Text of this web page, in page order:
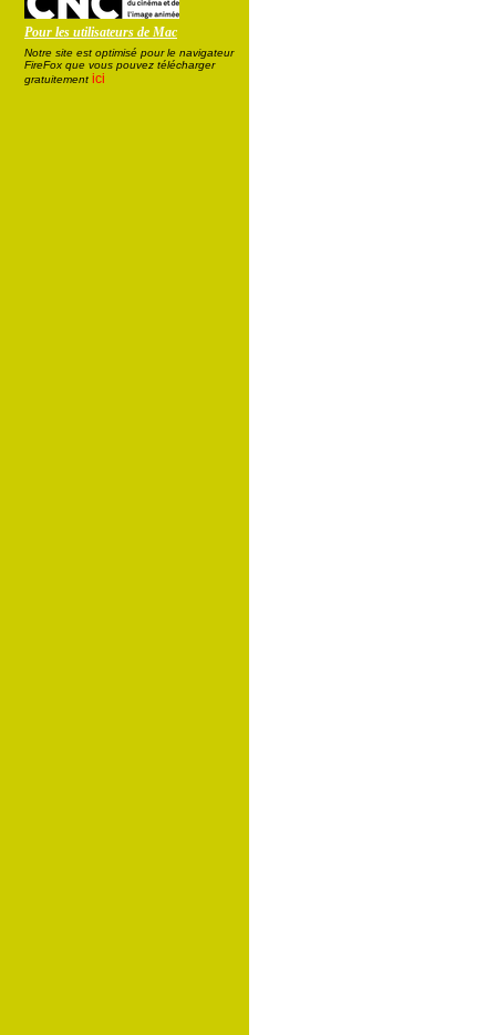
Pour les utilisateurs de Mac
Notre site est optimisé pour le navigateur
FireFox que vous pouvez télécharger
gratuitement ici